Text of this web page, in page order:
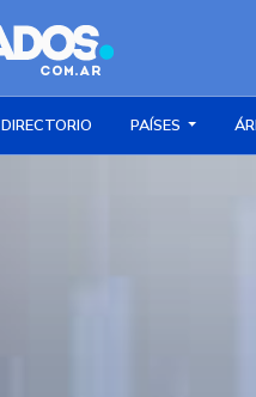
DIRECTORIO PAÍSES